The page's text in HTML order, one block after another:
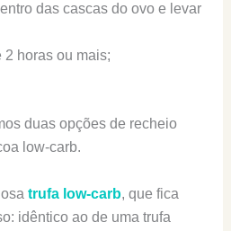
das cascas do ovo e levar
2 horas ou mais;
duas opções de recheio
low-carb.
trufa low-carb, que fica
idêntico ao de uma trufa